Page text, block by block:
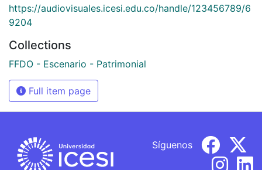
https://audiovisuales.icesi.edu.co/handle/123456789/6
9204
Collections
FFDO - Escenario - Patrimonial
Full item page
Síguenos